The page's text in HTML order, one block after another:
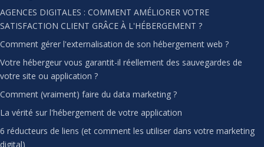
AGENCES DIGITALES : COMMENT AMÉLIORER VOTRE
SATISFACTION CLIENT GRÂCE À L'HÉBERGEMENT ?
Comment gérer l'externalisation de son hébergement web ?
Votre hébergeur vous garantit-il réellement des sauvegardes de
votre site ou application ?
Comment (vraiment) faire du data marketing ?
La vérité sur l'hébergement de votre application
6 réducteurs de liens (et comment les utiliser dans votre marketing
digital)